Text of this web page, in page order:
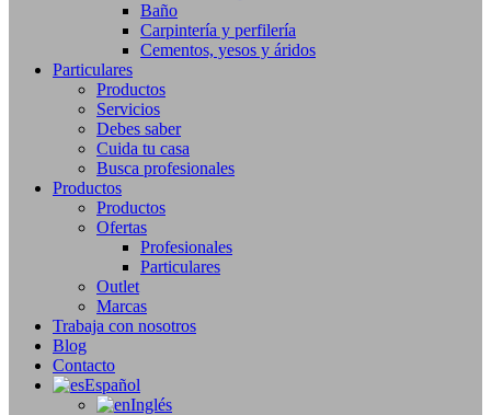
Baño
Carpintería y perfilería
Cementos, yesos y áridos
Particulares
Productos
Servicios
Debes saber
Cuida tu casa
Busca profesionales
Productos
Productos
Ofertas
Profesionales
Particulares
Outlet
Marcas
Trabaja con nosotros
Blog
Contacto
Español
Inglés